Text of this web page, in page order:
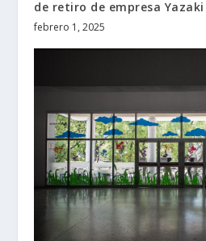
de retiro de empresa Yazaki
febrero 1, 2025